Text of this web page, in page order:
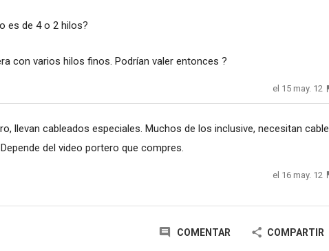
es de 4 o 2 hilos?
con varios hilos finos. Podrían valer entonces ?
el 15 may. 12
llevan cableados especiales. Muchos de los inclusive, necesitan cable
del video portero que compres.
el 16 may. 12
COMENTAR COMPARTIR